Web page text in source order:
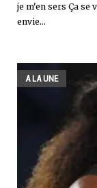
je m'en sers Ça se
envie...
A LA UNE